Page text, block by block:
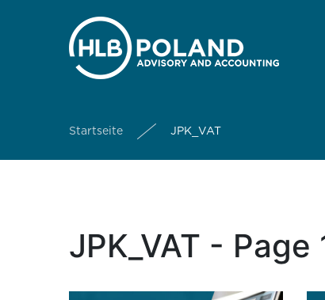
Startseite JPK_VAT
JPK_VAT - Page